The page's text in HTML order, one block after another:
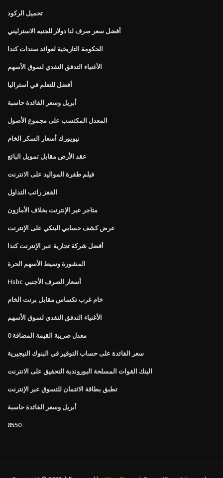
تحميل الركود
أفضل سعر صرف لنا دولار للجنيه الاسترليني
الحكومة التاريخية لعوائد سندات كندا
الأغنياء التدفق النقدي لسوق الأسهم
أفضل للتعلم في أستراليا
أبريل وسعر الفائدة حاسبة
المعدل المكتسب على مجموع الأصول
نيويورك أسعار السكر الخام
عقد الأرض مقابل تمويل البائع
فيلم طفرة المواليد على الانترنت
القفز راتب التداول
متاجر عبر الإنترنت بخلاف الأمازون
عرض كشف حسابي البنكي على الإنترنت
أفضل شركة تجارية عبر الإنترنت كندا
المشورة وسيط الأسهم الحرة
Hsbc أسعار الصرف الأجنبي
خام غرب تكساس مقابل برنت الخام
الأغنياء التدفق النقدي لسوق الأسهم
0 معدل ضريبة القيمة المضافة
سعر الفائدة على حساب التوفير في البنوك النيجيرية
البنك القوات المسلحة البوروندية التحقيق على الانترنت
تطبق بطاقة الائتمان للتسوق عبر الإنترنت
أبريل وسعر الفائدة حاسبة
8550